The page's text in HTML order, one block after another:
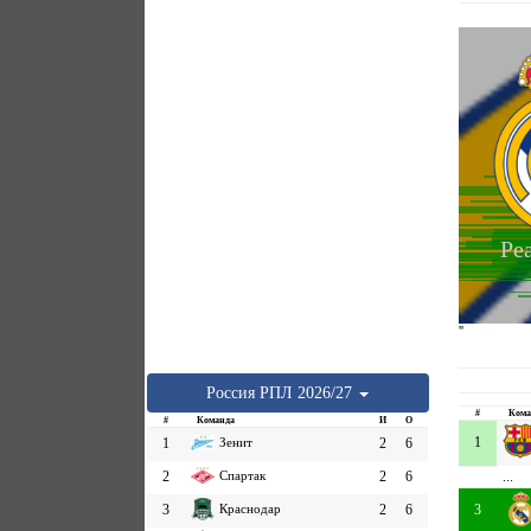
Россия РПЛ 2026/27
# Команда И О
1 Зенит 2
6
2
Спартак 2
6
3
Краснодар 2 6
''
#
1
...
3